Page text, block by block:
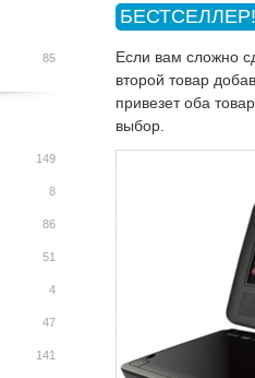
БЕСТСЕЛЛЕР!
Если вам сложно
второй товар
привезет оба
выбор.
85
149
8
86
51
4
47
141